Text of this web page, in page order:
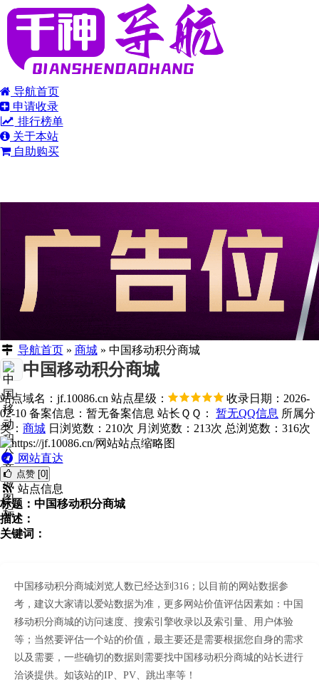
导航首页
申请收录
排行榜单
关于本站
自助购买
导航首页» 商城» 中国移动积分商城
中国移动积分商城
站点域名：jf.10086.cn 站点星级：
收录日期：2026-
02-10 备案信息： 暂无备案信息 站长ＱＱ： 暂无QQ信息 所属分
类： 商城 日浏览数：210次 月浏览数：213次 总浏览数：316次
网站直达
点赞 [0]
站点信息
标题：中国移动积分商城
描述：
关键词：
中国移动积分商城浏览人数已经达到316；以目前的网站数据参
考，建议大家请以爱站数据为准，更多网站价值评估因素如：中国
移动积分商城的访问速度、搜索引擎收录以及索引量、用户体验
等；当然要评估一个站的价值，最主要还是需要根据您自身的需求
以及需要，一些确切的数据则需要找中国移动积分商城的站长进行
洽谈提供。如该站的IP、PV、跳出率等！